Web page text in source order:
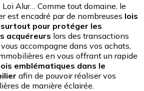
, Loi Alur… Comme tout domaine, le
est encadré par de nombreuses lois
pour protéger les
acquéreurs lors des transactions
accompagne dans vos achats,
en vous offrant un rapide
emblématiques dans le
afin de pouvoir réaliser vos
de manière éclairée.